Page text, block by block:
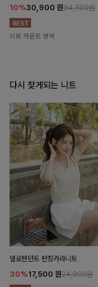
10%30,900 원34,300원
리뷰 카운트 영역
다시 찾게되는 니트
델로펜던트 펀칭카라니트
30%17,500 원24,900원